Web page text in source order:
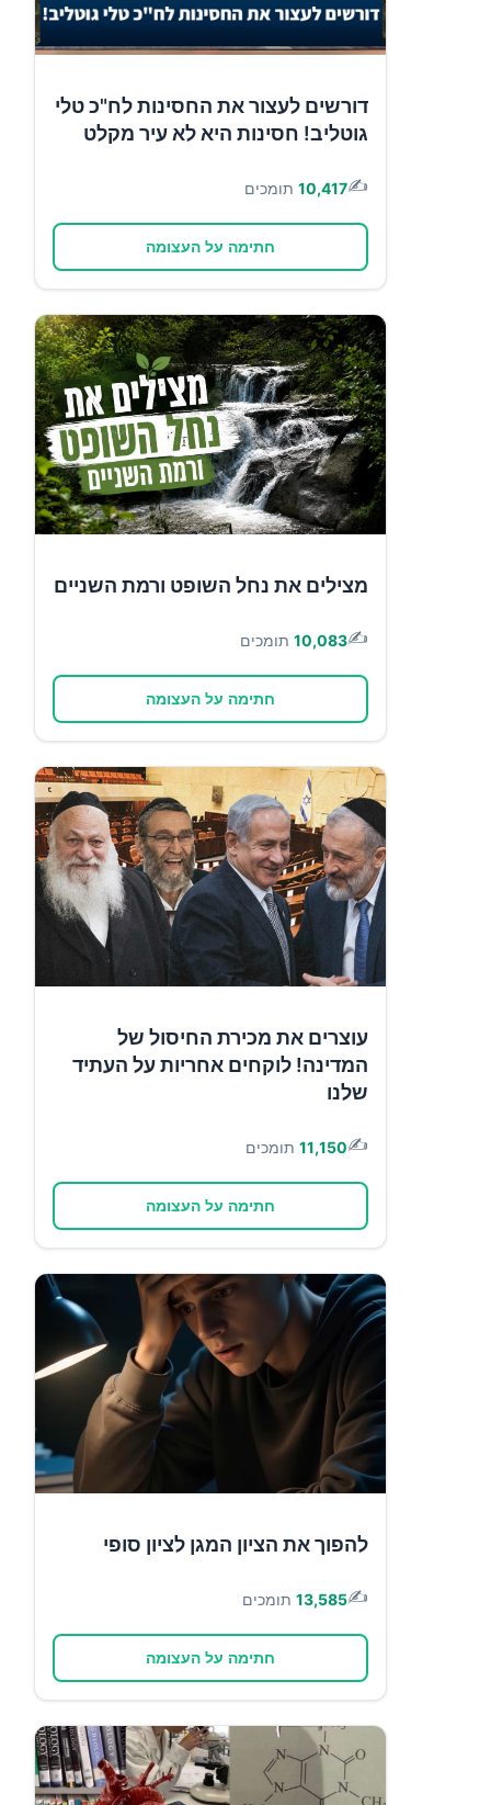
דורשים לעצור את החסינות לח"כ טלי
גוטליב! חסינות היא לא עיר מקלט
✍️
10,417 תומכים
חתימה על העצומה
מצילים את נחל השופט ורמת השניים
✍️
10,083 תומכים
חתימה על העצומה
עוצרים את מכירת החיסול של
המדינה! לוקחים אחריות על העתיד
שלנו
✍️
11,150 תומכים
חתימה על העצומה
להפוך את הציון המגן לציון סופי
✍️
13,585 תומכים
חתימה על העצומה